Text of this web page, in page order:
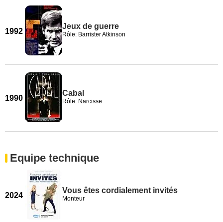
1992
Jeux de guerre
Rôle: Barrister Atkinson
1990
Cabal
Rôle: Narcisse
Equipe technique
2024
Vous êtes cordialement invités
Monteur